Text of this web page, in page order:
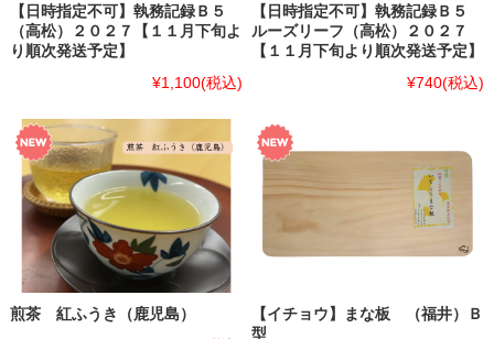
【日時指定不可】執務記録Ｂ５
（高松）２０２７【１１月下旬よ
り順次発送予定】
¥1,100(税込)
【日時指定不可】執務記録Ｂ５
ルーズリーフ（高松）２０２７
【１１月下旬より順次発送予定】
¥740(税込)
煎茶 紅ふうき（鹿児島）
【イチョウ】まな板 （福井）Ｂ
型